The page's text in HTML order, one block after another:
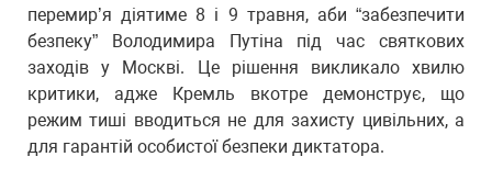
перемир’я діятиме 8 і 9 травня, аби “забезпечити
безпеку” Володимира Путіна під час святкових
заходів у Москві. Це рішення викликало хвилю
критики, адже Кремль вкотре демонструє, що
режим тиші вводиться не для захисту цивільних, а
для гарантій особистої безпеки диктатора.